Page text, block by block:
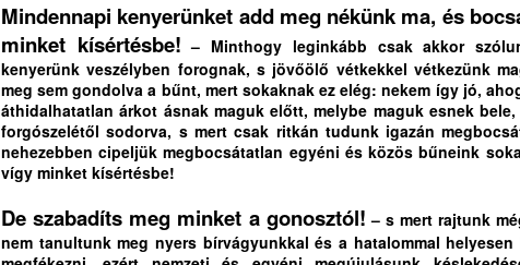
Mindennapi kenyerünket add meg nékünk ma, és
minket kísértésbe! – Minthogy leginkább csak akkor
kenyerünk veszélyben forognak, s jövőölő vétkekkel vétkezünk
meg sem gondolva a bűnt, mert sokaknak ez elég: nekem így jó,
áthidalhatatlan árkot ásnak maguk előtt, melybe maguk esnek
forgószelétől sodorva, s mert csak ritkán tudunk igazán
nehezebben cipeljük megbocsátatlan egyéni és közös bűneink
vígy minket kísértésbe!
De szabadíts meg minket a gonosztól! – s mert rajtunk
nem tanultunk meg nyers bírvágyunkkal és a hatalommal
Itt az idő, hogy uralkodjunk az eszközeink felett,
mielőtt azok uralkodnának rajtunk.”
Augusztus elején elektronikus kötet formájában
könyvsorozatának első kötete. A sorozat címe: A digitális
enciklopédiája – teológiai stratégiai vázlat a jövőért.
JUL
20
LETTERA DOXOLOGICA --- ISTENT
ŐSZINTE, NYÍLT LEVÉL
SORSRAJZOLATOK
ISTENT MAGASZTALÓ ŐSZINTE,